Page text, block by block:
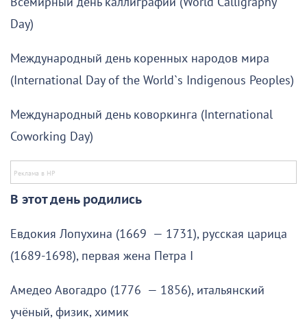
Day)
Международный день коренных народов мира
(International Day of the World`s Indigenous Peoples)
Международный день коворкинга (International
Coworking Day)
В этот день родились
Евдокия Лопухина (1669 — 1731), русская царица
(1689-1698), первая жена Петра I
Амедео Авогадро (1776 — 1856), итальянский
учёный, физик, химик